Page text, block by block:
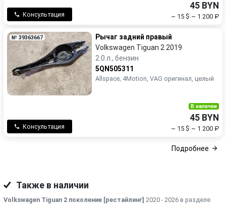
Консультация
45 BYN
~ 15 $ ~ 1 200 ₽
№ 39363667
Рычаг задний правый
Volkswagen Tiguan 2 2019
2.0 л., бензин
5QN505311
Allspace, 4Motion, VAG оригинал, целый
Консультация
В наличии
45 BYN
~ 15 $ ~ 1 200 ₽
Подробнее
Также в наличии
Volkswagen Tiguan 2 поколение [рестайлинг] 2020 - 2026 в разделе